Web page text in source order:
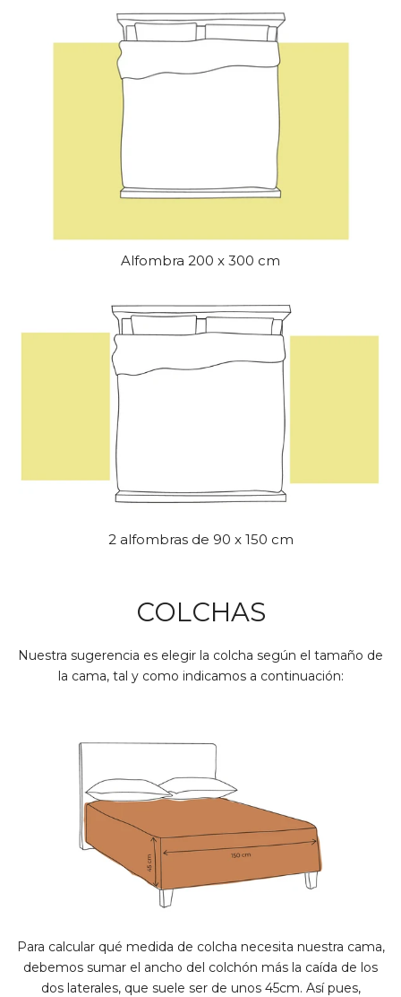
Alfombra 200 x 300 cm
2 alfombras de 90 x 150 cm
COLCHAS
Nuestra sugerencia es elegir la colcha según el tamaño de
la cama, tal y como indicamos a continuación:
Para calcular qué medida de colcha necesita nuestra cama,
debemos sumar el ancho del colchón más la caída de los
dos laterales, que suele ser de unos 45cm. Así pues,